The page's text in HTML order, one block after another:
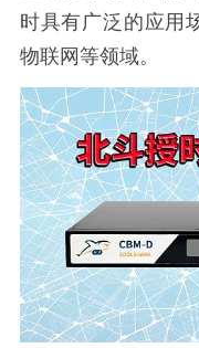
时具有广泛的应用
物联网等领域。